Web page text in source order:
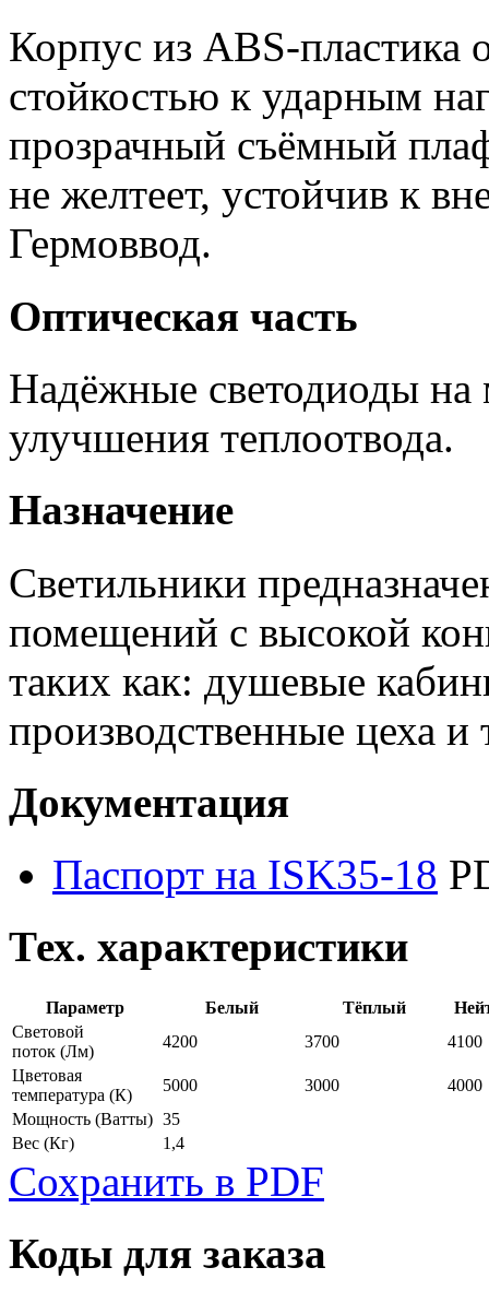
Корпус из ABS-пластика
стойкостью к ударным
прозрачный съёмный
не желтеет, устойчив к
Гермоввод.
Оптическая часть
Надёжные светодиоды на
улучшения теплоотвода.
Назначение
Светильники
помещений с высокой
таких как: душевые
производственные цеха и
Документация
Паспорт на ISK35-18
Тех. характеристики
Параметр Белый Тёплый
Световой
поток (Лм)
4200 3700
4100
Цветовая
температура (К)
5000 3000
4000
Мощность (Ватты) 35
Вес (Кг) 1,4
Сохранить в PDF
Коды для заказа